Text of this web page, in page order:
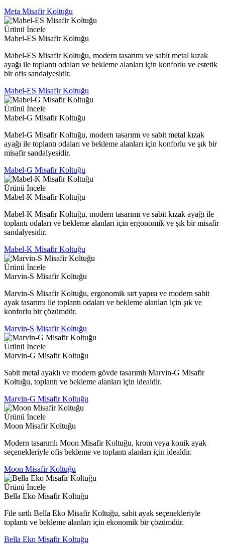
Meta Misafir Koltuğu
Ürünü İncele
Mabel-ES Misafir Koltuğu
Mabel-ES Misafir Koltuğu, modern tasarımı ve sabit metal kızak
ayağı ile toplantı odaları ve bekleme alanları için konforlu ve estetik
bir ofis sandalyesidir.
Mabel-ES Misafir Koltuğu
Ürünü İncele
Mabel-G Misafir Koltuğu
Mabel-G Misafir Koltuğu, modern tasarımı ve sabit metal kızak
ayağı ile toplantı odaları ve bekleme alanları için konforlu ve şık bir
misafir sandalyesidir.
Mabel-G Misafir Koltuğu
Ürünü İncele
Mabel-K Misafir Koltuğu
Mabel-K Misafir Koltuğu, modern tasarımı ve sabit kızak ayağı ile
toplantı odaları ve bekleme alanları için ergonomik ve şık bir misafir
sandalyesidir.
Mabel-K Misafir Koltuğu
Ürünü İncele
Marvin-S Misafir Koltuğu
Marvin-S Misafir Koltuğu, ergonomik sırt yapısı ve modern sabit
ayak tasarımı ile toplantı odaları ve bekleme alanları için şık ve
konforlu bir çözümdür.
Marvin-S Misafir Koltuğu
Ürünü İncele
Marvin-G Misafir Koltuğu
Sabit metal ayaklı ve modern gövde tasarımlı Marvin-G Misafir
Koltuğu, toplantı ve bekleme alanları için idealdir.
Marvin-G Misafir Koltuğu
Ürünü İncele
Moon Misafir Koltuğu
Modern tasarımlı Moon Misafir Koltuğu, krom veya konik ayak
seçenekleriyle ofis bekleme ve toplantı alanları için idealdir.
Moon Misafir Koltuğu
Ürünü İncele
Bella Eko Misafir Koltuğu
File sırtlı Bella Eko Misafir Koltuğu, sabit ayak seçenekleriyle
toplantı ve bekleme alanları için ekonomik bir çözümdür.
Bella Eko Misafir Koltuğu